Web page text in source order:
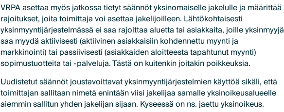
VRPA asettaa myös jatkossa tietyt säännöt yksinomaiselle jakelulle ja määrittää
rajoitukset, joita toimittaja voi asettaa jakelijoilleen. Lähtökohtaisesti
yksinmyyntijärjestelmässä ei saa rajoittaa aluetta tai asiakkaita, joille yksinmyyjä
saa myydä aktiivisesti (aktiivinen asiakkaisiin kohdennettu myynti ja
markkinointi) tai passiivisesti (asiakkaiden aloitteesta tapahtunut myynti)
sopimustuotteita tai -palveluja. Tästä on kuitenkin joitakin poikkeuksia.
Uudistetut säännöt joustavoittavat yksinmyyntijärjestelmien käyttöä sikäli, että
toimittajan sallitaan nimetä enintään viisi jakelijaa samalle yksinoikeusalueelle
aiemmin sallitun yhden jakelijan sijaan. Kyseessä on ns. jaettu yksinoikeus.